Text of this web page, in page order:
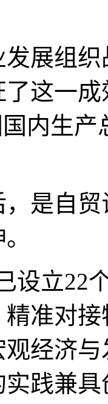
组织
这一
内生
自贸
立22个
准对
经济
践兼